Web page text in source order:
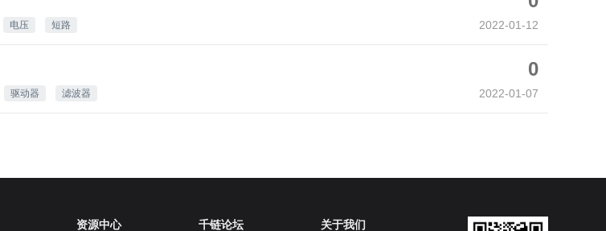
电压 短路 2022-01-12
0
驱动器 滤波器 2022-01-07
资源中心 千链论坛 关于我们